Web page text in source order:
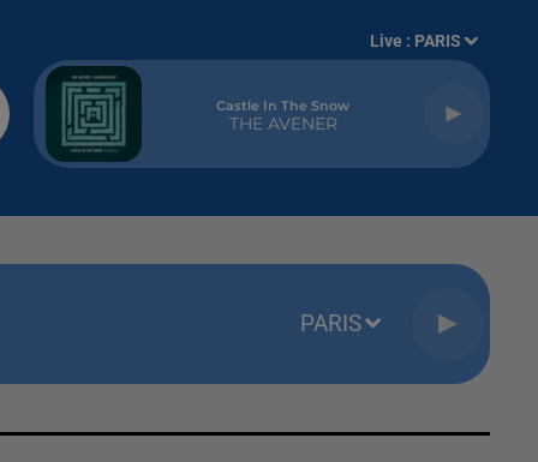
Live : PARIS
Castle In The Snow
THE AVENER
PARIS